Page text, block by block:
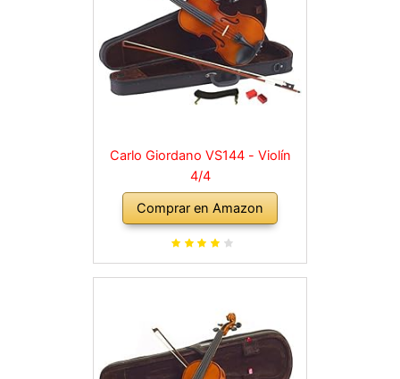
Carlo Giordano VS144 - Violín
4/4
Comprar en Amazon